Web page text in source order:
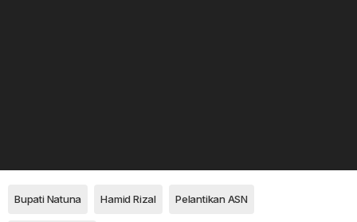
Bupati Natuna Hamid Rizal Pelantikan ASN